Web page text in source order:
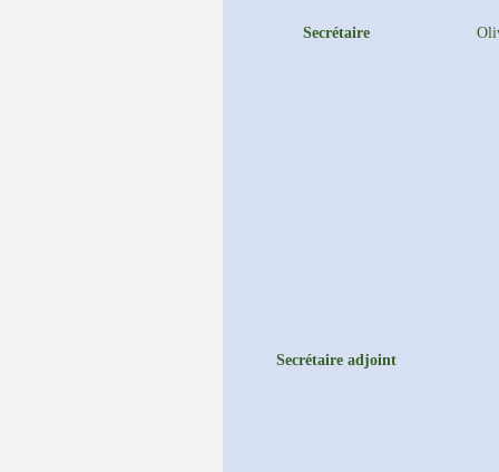
Secrétaire
Secrétaire adjoint